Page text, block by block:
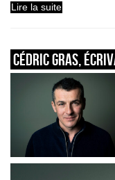
Lire la suite
CÉDRIC GRAS,